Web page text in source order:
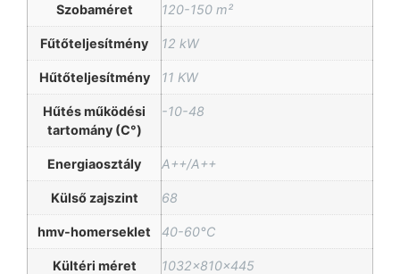
Szobaméret 120-150 m²
Fűtőteljesítmény 12 kW
Hűtőteljesítmény 11 KW
Hűtés működési
tartomány (C°)
-10-48
Energiaosztály A++/A++
Külső zajszint 68
hmv-homerseklet 40-60°C
Kültéri méret 1032x810x445